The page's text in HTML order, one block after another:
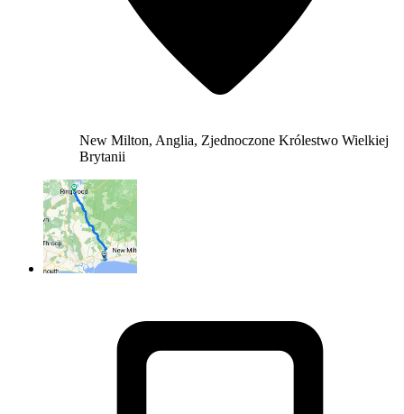
New Milton, Anglia, Zjednoczone Królestwo Wielkiej
Brytanii